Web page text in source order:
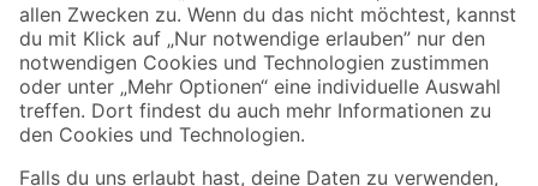
Jetzt die toom-App herunterladen